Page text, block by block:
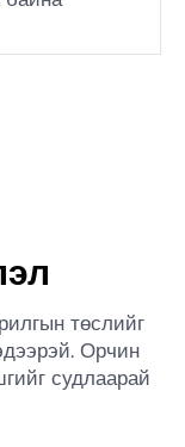
төслийг
Орчин
судлаарай